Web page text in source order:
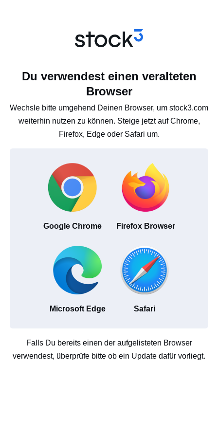
Du verwendest einen veralteten
Browser
Wechsle bitte umgehend Deinen Browser, um stock3.com
weiterhin nutzen zu können. Steige jetzt auf Chrome,
Firefox, Edge oder Safari um.
Google Chrome Firefox Browser
Microsoft Edge Safari
Falls Du bereits einen der aufgelisteten Browser
verwendest, überprüfe bitte ob ein Update dafür vorliegt.